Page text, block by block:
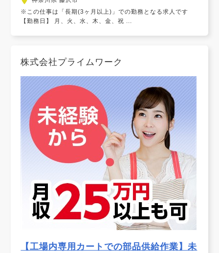
※この仕事は「長期(3ヶ月以上)」での勤務となる求人です
【勤務日】 月、火、水、木、金、祝 ...
株式会社プライムワーク
【工場内専用カートでの部品供給作業】未